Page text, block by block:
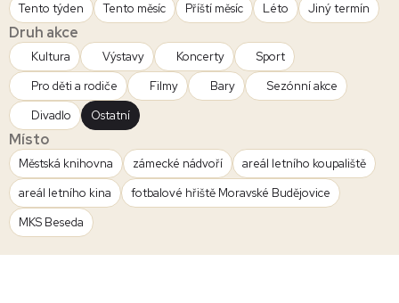
Tento týden Tento měsíc Příští měsíc Léto Jiný termín
Druh akce
Kultura Výstavy Koncerty
Sport
Pro děti a rodiče
Filmy Bary
Sezónní akce
Divadlo
Ostatní
Místo
Městská knihovna zámecké nádvoří
areál letního koupaliště
areál letního kina
fotbalové hřiště Moravské Budějovice
MKS Beseda